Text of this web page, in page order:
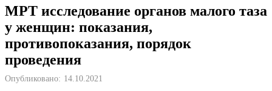
МРТ исследование органов малого таза
у женщин: показания,
противопоказания, порядок
проведения
Опубликовано: 14.10.2021